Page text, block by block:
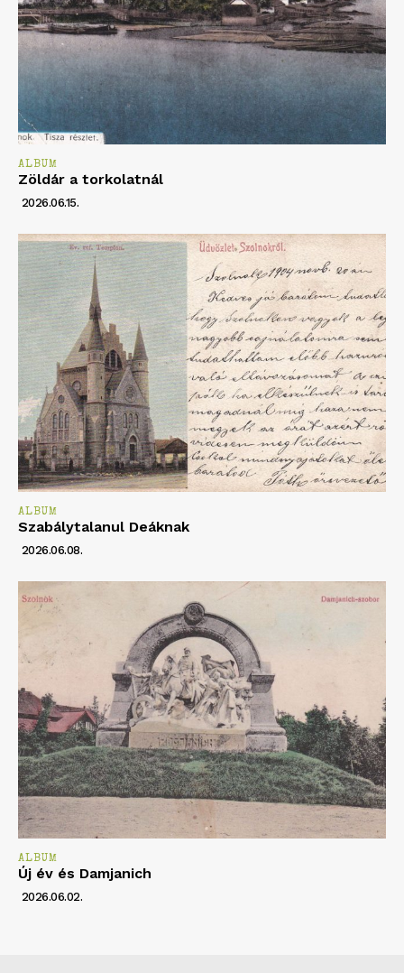
ALBUM
Zöldár a torkolatnál
2026.06.15.
ALBUM
Szabálytalanul Deáknak
2026.06.08.
ALBUM
Új év és Damjanich
2026.06.02.